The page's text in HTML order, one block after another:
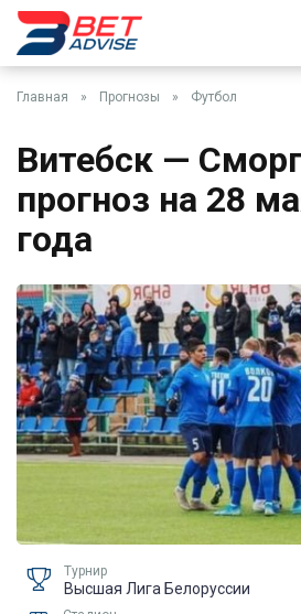
Главная » Прогнозы » Футбол
Витебск —
прогноз на 28
года
Турнир
Высшая Лига Белоруссии